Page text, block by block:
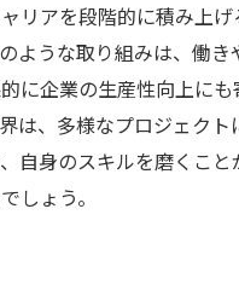
リアを段階的に積み上
ような取り組みは、働き
に企業の生産性向上に
は、多様なプロジェクト
自身のスキルを磨くこ
しょう。